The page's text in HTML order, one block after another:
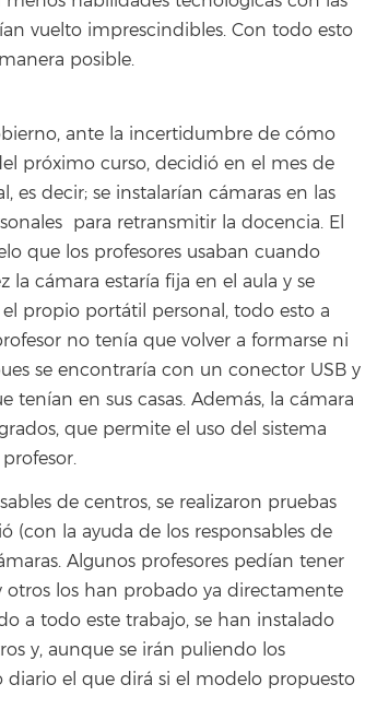
vuelto imprescindibles. Con todo esto
posible.
ante la incertidumbre de cómo
próximo curso, decidió en el mes de
es decir; se instalarían cámaras en las
para retransmitir la docencia. El
que los profesores usaban cuando
la cámara estaría fija en el aula y se
propio portátil personal, todo esto a
no tenía que volver a formarse ni
se encontraría con un conector USB y
en sus casas. Además, la cámara
que permite el uso del sistema
de centros, se realizaron pruebas
(con la ayuda de los responsables de
Algunos profesores pedían tener
otros los han probado ya directamente
a todo este trabajo, se han instalado
y, aunque se irán puliendo los
diario el que dirá si el modelo propuesto